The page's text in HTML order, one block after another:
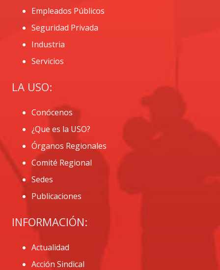
Empleados Públicos
Seguridad Privada
Industria
Servicios
LA USO:
Conócenos
¿Que es la USO?
Órganos Regionales
Comité Regional
Sedes
Publicaciones
INFORMACIÓN:
Actualidad
Acción Sindical